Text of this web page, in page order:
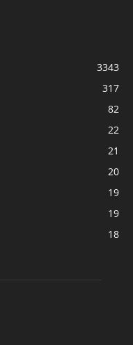
3343
317
82
22
21
20
19
19
18